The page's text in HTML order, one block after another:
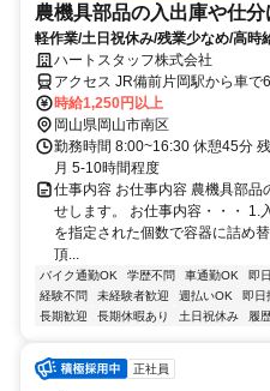
農機具部品の入出庫や仕分
軽作業/土日祝休み/残業少なめ/高時
ハートスタッフ株式会社
アクセス JR備前片岡駅から車で
時給1,250円以上
岡山県岡山市南区
勤務時間 8:00~16:30 休憩45分
月 5-10時間程度
仕事内容 お仕事内容 農機具部
せします。 お仕事内容・・・ 1.
を指定された個数で容器に詰め
頂...
バイク通勤OK 学歴不問 車通勤OK 即
経験不問
未経験者歓迎 週払いOK 即日
長期歓迎
長期休暇あり 土日祝休み 履
正社員